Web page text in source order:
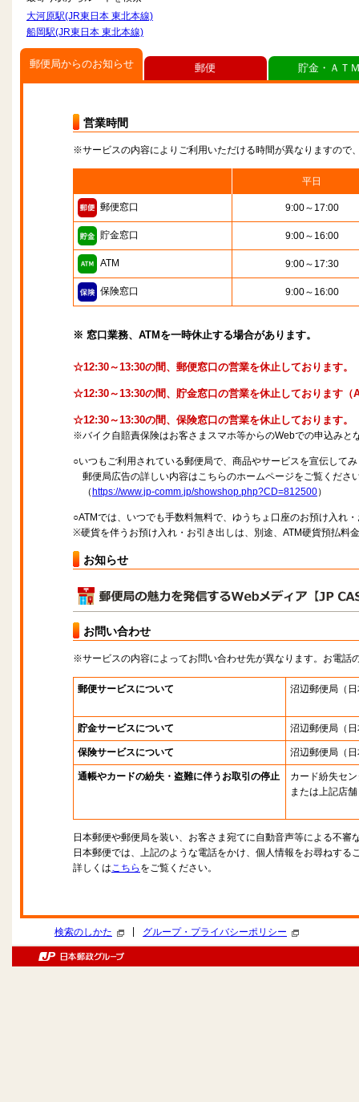
大河原駅(JR東日本 東北本線)
船岡駅(JR東日本 東北本線)
郵便局からのお知らせ
営業時間
※サービスの内容によりご利用いただける時間が異なりますので
平日
郵便窓口 9:00～17:00
貯金窓口 9:00～16:00
ATM 9:00～17:30
保険窓口 9:00～16:00
※ 窓口業務、ATMを一時休止する場合があります。
☆12:30～13:30の間、郵便窓口の営業を休止しております。
☆12:30～13:30の間、貯金窓口の営業を休止しております（
☆12:30～13:30の間、保険窓口の営業を休止しております。
※バイク自賠責保険はお客さまスマホ等からのWebでの申込みと
○いつもご利用されている郵便局で、商品やサービスを宣伝して
郵便局広告の詳しい内容はこちらのホームページをご覧くださ
（ https://www.jp-comm.jp/showshop.php?CD=812500）
○ATMでは、いつでも手数料無料で、ゆうちょ口座のお預け入れ
※硬貨を伴うお預け入れ・お引き出しは、別途、ATM硬貨預払料
お知らせ
お問い合わせ
※サービスの内容によってお問い合わせ先が異なります。お電話
郵便サービスについて 沼辺郵便局 （
貯金サービスについて 沼辺郵便局 （
保険サービスについて 沼辺郵便局 （
通帳やカードの紛失・盗難に伴うお取引の停止
カード紛失セ
または上記店舗
日本郵便や郵便局を装い、お客さま宛てに自動音声等による不審
日本郵便では、上記のような電話をかけ、個人情報をお尋ねする
詳しくはこちら をご覧ください。
郵便 貯金・ＡＴ
検索のしかた グループ・プライバシーポリシー